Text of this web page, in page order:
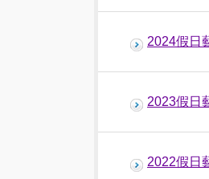
2024假日
2023假日
2022假日